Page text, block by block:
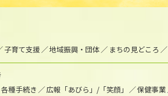
子育て支援 地域振興・団体 まちの見どころ
各種手続き 広報「あびら」/「笑顔」 保健事業